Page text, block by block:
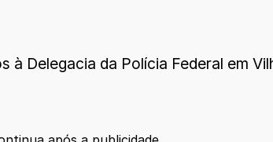
Delegacia da Polícia Federal em